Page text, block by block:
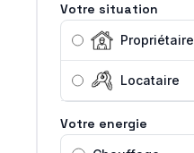
Votre situation
Propriétaire
Locataire
Votre energie